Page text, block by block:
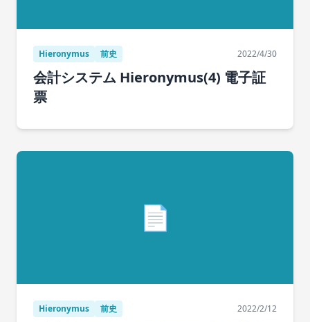
Hieronymus 前史 2022/4/30
会計システム Hieronymus(4) 電子証
票
📄
Hieronymus 前史 2022/2/12